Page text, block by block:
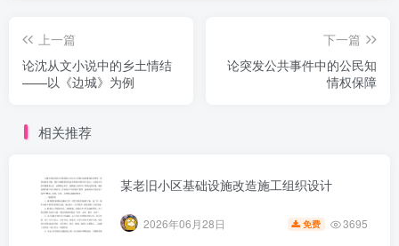
上一篇
论沈从文小说中的乡土情结
——以《边城》为例
下一篇
论突发公共事件中的公民知
情权保障
相关推荐
某老旧小区基础设施改造施工组织设计
2026年06月28日 免费 3695